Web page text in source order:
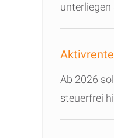
Ab 2026
steuerfrei